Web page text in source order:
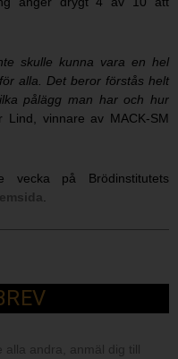
skulle kunna vara en hel
alla. Det beror förstås helt
pålägg man har och hur
Lind, vinnare av MACK-SM
vecka på Brödinstitutets
.
alla andra, anmäl dig till